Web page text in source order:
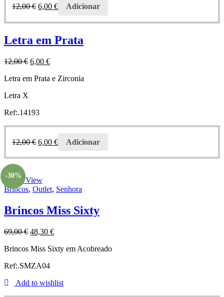
12,00€ 6,00 € Adicionar
Letra em Prata
12,00€ 6,00 €
Letra em Prata e Zirconia
Letra X
Ref:.14193
12,00€ 6,00 € Adicionar
-30%
Quick View
Brincos, Outlet, Senhora
Brincos Miss Sixty
69,00€ 48,30 €
Brincos Miss Sixty em Acobreado
Ref:.SMZA04
Add to wishlist